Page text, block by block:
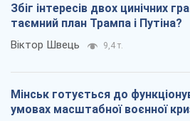
Збіг інтересів двох цинічних
таємний план Трампа і Путіна?
Віктор Швець 9,4 т.
Мінськ готується до
умовах масштабної воєнної